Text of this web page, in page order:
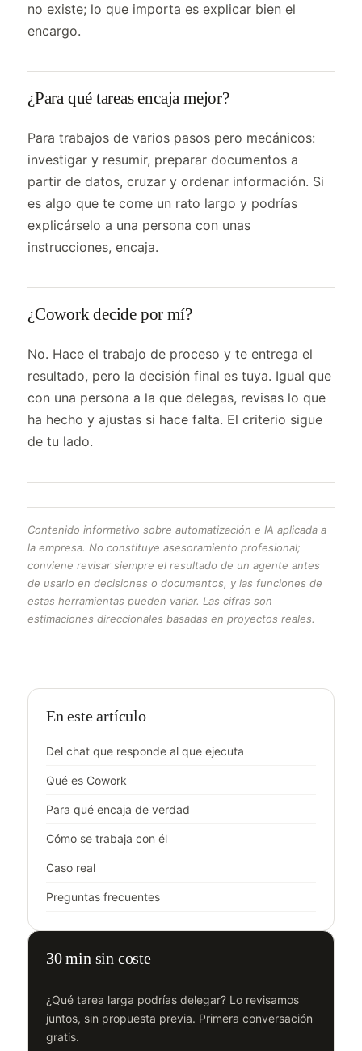
no existe; lo que importa es explicar bien el
encargo.
¿Para qué tareas encaja mejor?
Para trabajos de varios pasos pero mecánicos:
investigar y resumir, preparar documentos a
partir de datos, cruzar y ordenar información. Si
es algo que te come un rato largo y podrías
explicárselo a una persona con unas
instrucciones, encaja.
¿Cowork decide por mí?
No. Hace el trabajo de proceso y te entrega el
resultado, pero la decisión final es tuya. Igual que
con una persona a la que delegas, revisas lo que
ha hecho y ajustas si hace falta. El criterio sigue
de tu lado.
Contenido informativo sobre automatización e IA aplicada a
la empresa. No constituye asesoramiento profesional;
conviene revisar siempre el resultado de un agente antes
de usarlo en decisiones o documentos, y las funciones de
estas herramientas pueden variar. Las cifras son
estimaciones direccionales basadas en proyectos reales.
En este artículo
Del chat que responde al que ejecuta
Qué es Cowork
Para qué encaja de verdad
Cómo se trabaja con él
Caso real
Preguntas frecuentes
30 min sin coste
¿Qué tarea larga podrías delegar? Lo revisamos
juntos, sin propuesta previa. Primera conversación
gratis.